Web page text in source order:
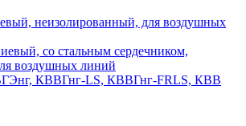
неизолированный, для воздушных
со стальным сердечником,
воздушных линий
КВВГнг-LS, КВВГнг-FRLS, КВВ